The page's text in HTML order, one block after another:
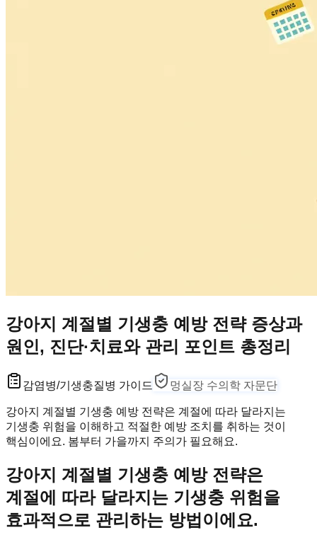
강아지 계절별 기생충 예방 전략 증상과
원인, 진단·치료와 관리 포인트 총정리
감염병/기생충질병 가이드 멍실장 수의학 자문단
강아지 계절별 기생충 예방 전략은 계절에 따라 달라지는
기생충 위험을 이해하고 적절한 예방 조치를 취하는 것이
핵심이에요. 봄부터 가을까지 주의가 필요해요.
강아지 계절별 기생충 예방 전략은
계절에 따라 달라지는 기생충 위험을
효과적으로 관리하는 방법이에요.